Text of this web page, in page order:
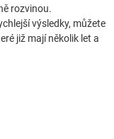
rozvinou.
výsledky, můžete
již mají několik let a